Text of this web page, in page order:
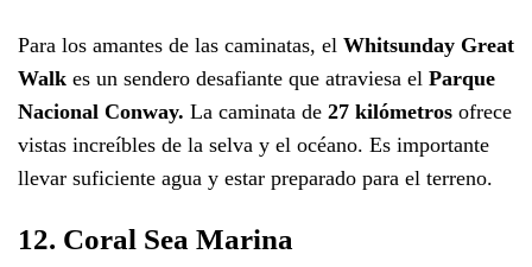
Para los amantes de las caminatas, el Whitsunday Great
Walk es un sendero desafiante que atraviesa el Parque
Nacional Conway. La caminata de 27 kilómetros ofrece
vistas increíbles de la selva y el océano. Es importante
llevar suficiente agua y estar preparado para el terreno.
12. Coral Sea Marina